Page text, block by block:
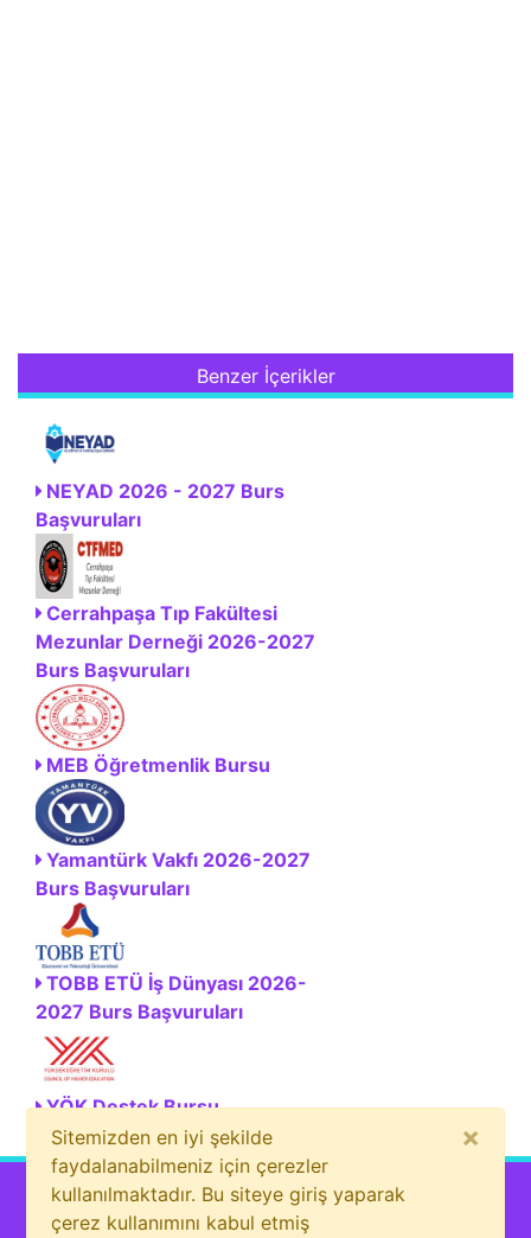
Benzer İçerikler
NEYAD 2026 - 2027 Burs
Başvuruları
Cerrahpaşa Tıp Fakültesi
Mezunlar Derneği 2026-2027
Burs Başvuruları
MEB Öğretmenlik Bursu
Yamantürk Vakfı 2026-2027
Burs Başvuruları
TOBB ETÜ İş Dünyası 2026-
2027 Burs Başvuruları
YÖK Destek Bursu
Sitemizden en iyi şekilde
faydalanabilmeniz için çerezler
kullanılmaktadır. Bu siteye giriş yaparak
çerez kullanımını kabul etmiş
×